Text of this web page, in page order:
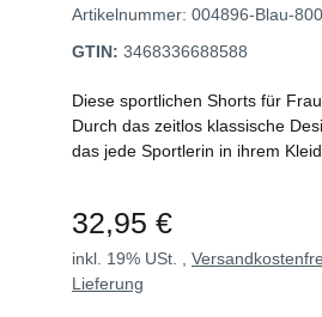
Artikelnummer: 004896-Blau-
GTIN: 3468336688588
Diese sportlichen Shorts für
Durch das zeitlos klassische
das jede Sportlerin in ihrem
32,95 €
inkl. 19% USt. ,
Lieferung